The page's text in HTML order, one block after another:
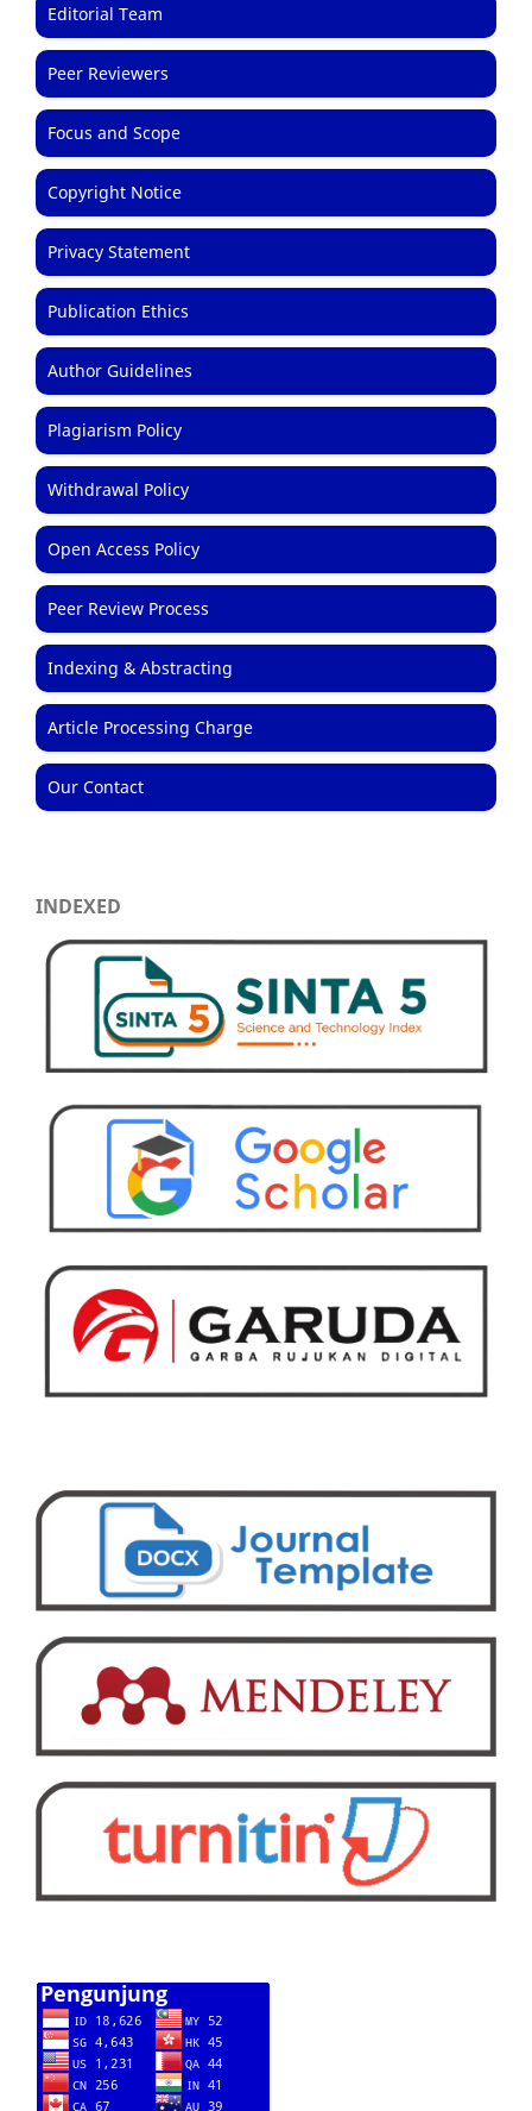
Editorial Team
Peer Reviewers
Focus and Scope
Copyright Notice
Privacy Statement
Publication Ethics
Author Guidelines
Plagiarism Policy
Withdrawal Policy
Open Access Policy
Peer Review Process
Indexing & Abstracting
Article Processing Charge
Our Contact
INDEXED